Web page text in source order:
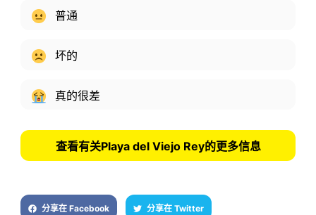
普通
坏的
真的很差
查看有关Playa del Viejo Rey的更多信息
分享在 Facebook 分享在 Twitter